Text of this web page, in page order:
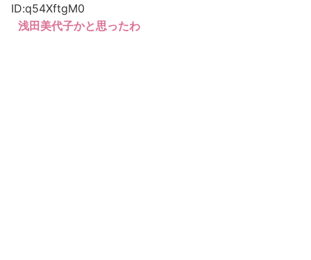
ID:q54XftgM0
浅田美代子かと思ったわ